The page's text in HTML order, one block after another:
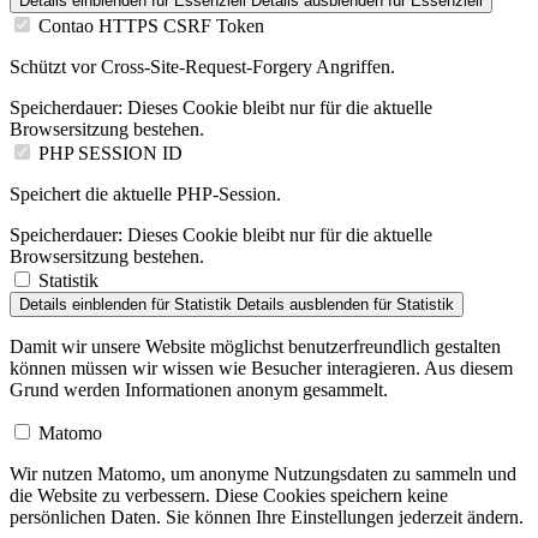
Contao HTTPS CSRF Token
Schützt vor Cross-Site-Request-Forgery Angriffen.
Speicherdauer: Dieses Cookie bleibt nur für die aktuelle
Browsersitzung bestehen.
PHP SESSION ID
Speichert die aktuelle PHP-Session.
Speicherdauer: Dieses Cookie bleibt nur für die aktuelle
Browsersitzung bestehen.
Statistik
Details einblenden für Statistik Details ausblenden für Statistik
Damit wir unsere Website möglichst benutzerfreundlich gestalten
können müssen wir wissen wie Besucher interagieren. Aus diesem
Grund werden Informationen anonym gesammelt.
Matomo
Wir nutzen Matomo, um anonyme Nutzungsdaten zu sammeln und
die Website zu verbessern. Diese Cookies speichern keine
persönlichen Daten. Sie können Ihre Einstellungen jederzeit ändern.